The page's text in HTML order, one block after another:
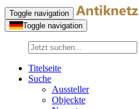
Toggle navigation
Toggle navigation
Titelseite
Suche
Aussteller
Objeckte